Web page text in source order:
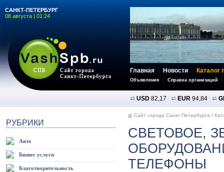
САНКТ-ПЕТЕРБУРГ
08 августа | 01:24
Главная Новости Каталог
Объявления Справка организаций
USD 82,17 EUR 94,84
РУБРИКИ
Авто
Бизнес услуги
Благотворительность
Сайт города Санкт-Петербурга /
СВЕТОВОЕ,
ТЕЛЕФОНЫ